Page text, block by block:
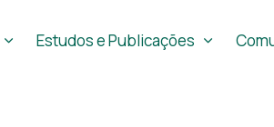
Estudos e Publicações